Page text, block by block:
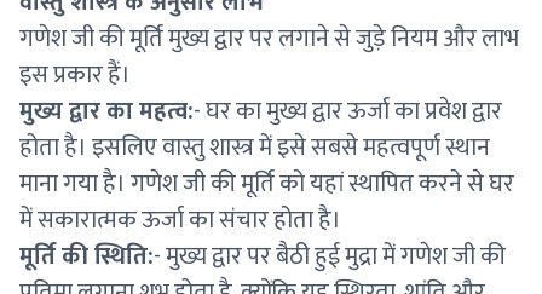
गणेश जी की मूर्ति मुख्य द्वार पर लगाने से जुड़े नियम और लाभ
इस प्रकार हैं।
मुख्य द्वार का महत्व:- घर का मुख्य द्वार ऊर्जा का प्रवेश द्वार
होता है। इसलिए वास्तु शास्त्र में इसे सबसे महत्वपूर्ण स्थान
माना गया है। गणेश जी की मूर्ति को यहां स्थापित करने से घर
में सकारात्मक ऊर्जा का संचार होता है।
मूर्ति की स्थिति:- मुख्य द्वार पर बैठी हुई मुद्रा में गणेश जी की